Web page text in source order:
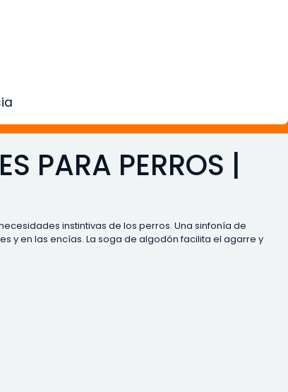
PARA PERROS |
instintivas de los perros. Una sinfonía de
y en las encías. La soga de algodón facilita el agarre y